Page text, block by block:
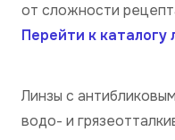
от сложности
Перейти к каталогу
Линзы с
водо- и